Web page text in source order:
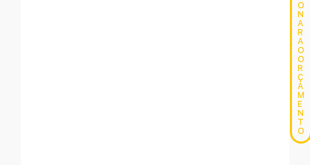
O
N
A
R
A
O
O
R
Ç
A
M
E
N
T
O